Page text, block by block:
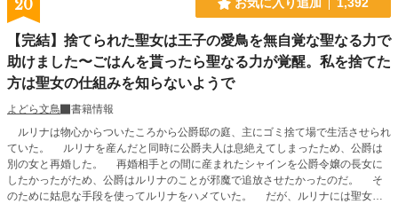
20 お気に入り追加 1,392
【完結】捨てられた聖女は王子の愛鳥を無自覚な聖なる力で
助けました〜ごはんを貰ったら聖なる力が覚醒。私を捨てた
方は聖女の仕組みを知らないようで
よどら文鳥
書籍情報
ルリナは物心からついたころから公爵邸の庭、主にゴミ捨て場で生活させられ
ていた。 ルリナを産んだと同時に公爵夫人は息絶えてしまったため、公爵は
別の女と再婚した。 再婚相手との間に産まれたシャインを公爵令嬢の長女に
したかったがため、公爵はルリナのことが邪魔で追放させたかったのだ。 そ
のために姑息な手段を使ってルリナをハメていた。 だが、ルリナには聖女と